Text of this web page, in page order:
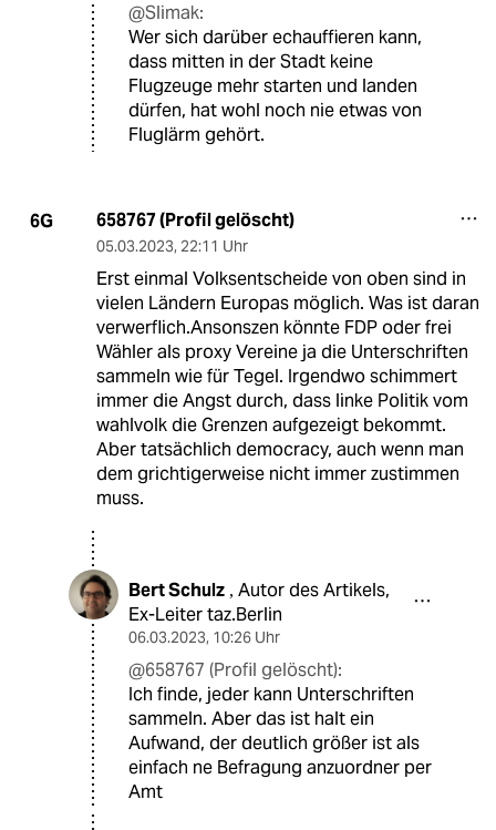
@Slimak:
Wer sich darüber echauffieren kann,
dass mitten in der Stadt keine
Flugzeuge mehr starten und landen
dürfen, hat wohl noch nie etwas von
Fluglärm gehört.
6G 658767 (Profil gelöscht)
05.03.2023, 22:11 Uhr
Erst einmal Volksentscheide von oben sind in
vielen Ländern Europas möglich. Was ist daran
verwerflich.Ansonszen könnte FDP oder frei
Wähler als proxy Vereine ja die Unterschriften
sammeln wie für Tegel. Irgendwo schimmert
immer die Angst durch, dass linke Politik vom
wahlvolk die Grenzen aufgezeigt bekommt.
Aber tatsächlich democracy, auch wenn man
dem grichtigerweise nicht immer zustimmen
muss.
Bert Schulz , Autor des Artikels,
Ex-Leiter taz.Berlin
06.03.2023, 10:26 Uhr
@658767 (Profil gelöscht):
Ich finde, jeder kann Unterschriften
sammeln. Aber das ist halt ein
Aufwand, der deutlich größer ist als
einfach ne Befragung anzuordner per
Amt